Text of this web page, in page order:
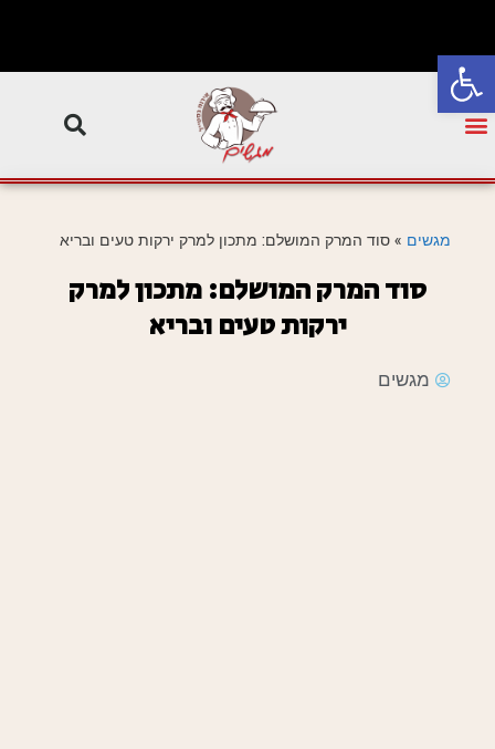
פתח סרגל נגישות
מגשים » סוד המרק המושלם: מתכון למרק ירקות טעים ובריא
סוד המרק המושלם: מתכון למרק
ירקות טעים ובריא
מגשים